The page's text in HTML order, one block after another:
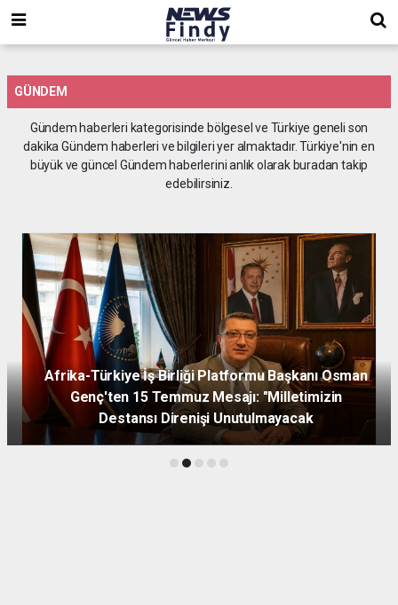
GÜNDEM
Gündem haberleri kategorisinde bölgesel ve Türkiye geneli son
dakika Gündem haberleri ve bilgileri yer almaktadır. Türkiye'nin en
büyük ve güncel Gündem haberlerini anlık olarak buradan takip
edebilirsiniz.
Afrika-Türkiye İş Birliği Platformu Başkanı Osman
Genç'ten 15 Temmuz Mesajı: "Milletimizin
Destansı Direnişi Unutulmayacak